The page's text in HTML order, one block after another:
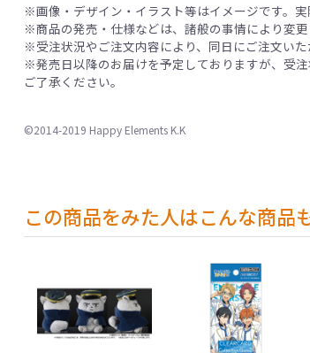
※画像・デザイン・イラスト等はイメージです。実
※商品の発売・仕様などは、諸般の事情により変更
※受注状況やご注文内容により、同日にご注文い
※発売日以降のお届けを予定しておりますが、受
ご了承ください。
©2014-2019 Happy Elements K.K
この商品をみた人はこんな商品